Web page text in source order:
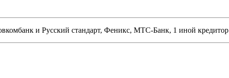
и Русский стандарт, Феникс, МТС-Банк, 1 иной кредитор